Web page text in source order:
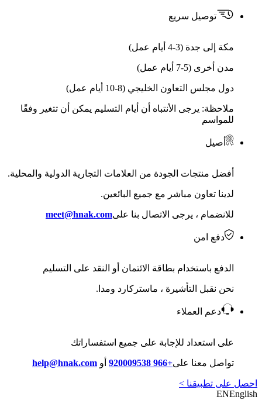
توصيل سريع
مكة إلى جدة (3-4 أيام عمل)
مدن أخرى (5-7 أيام عمل)
دول مجلس التعاون الخليجي (8-10 أيام عمل)
ملاحظة: يرجى الأنتباه أن أيام التسليم يمكن أن تتغير وفقًا
للمواسم
أصيل
أفضل منتجات الجودة من العلامات التجارية الدولية والمحلية.
لدينا تعاون مباشر مع جميع البائعين.
للانضمام ، يرجى الاتصال بنا علىmeet@hnak.com
دفع امن
الدفع باستخدام بطاقة الائتمان أو النقد على التسليم
نحن نقبل التأشيرة ، ماستركارد ومدا.
دعم العملاء
على استعداد للإجابة على جميع استفساراتك
تواصل معنا على+966 920009538 أو help@hnak.com
احصل على تطبيقنا >
ENEnglish